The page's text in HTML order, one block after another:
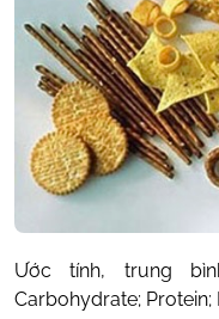
Ước tính, trung
Carbohydrate; Protein;